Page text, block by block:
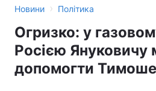
Новини › Політика
Огризко: у
Росією
допомогти